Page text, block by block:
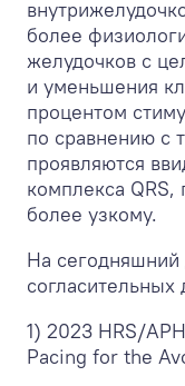
более
желудочков с
и уменьшения
процентом
по сравнению с
проявляются
комплекса
более узкому.
На
1) 2023 HRS/
Pacing for the